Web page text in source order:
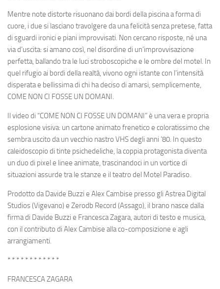
Mentre note distorte risuonano dai bordi della piscina a forma di
cuore, i due si lasciano travolgere da una felicità senza pretese, fatta
di sguardi ironici e piani improvvisati. Non cercano risposte, né una
via d’uscita: si amano così, nel disordine di un’improvvisazione
perfetta, ballando tra le luci stroboscopiche e le ombre del motel. In
quel rifugio ai bordi della realtà, vivono ogni istante con l’intensità
disperata e bellissima di chi ha deciso di amarsi, semplicemente,
COME NON CI FOSSE UN DOMANI.
Il video di “COME NON CI FOSSE UN DOMANI” è una vera e propria
esplosione visiva: un cartone animato frenetico e coloratissimo che
sembra uscito da un vecchio nastro VHS degli anni ’80. In questo
caleidoscopio di tinte psichedeliche, la coppia protagonista diventa
un duo di pixel e linee animate, trascinandoci in un vortice di
situazioni assurde tra le stanze e il teatro del Motel Paradiso.
Prodotto da Davide Buzzi e Alex Cambise presso gli Astrea Digital
Studios (Vigevano) e Zerodb Record (Assago), il brano nasce dalla
firma di Davide Buzzi e Francesca Zagara, autori di testo e musica,
con il contributo di Alex Cambise alla co-composizione e agli
arrangiamenti.
* * * * * * * * * * * *
FRANCESCA ZAGARA